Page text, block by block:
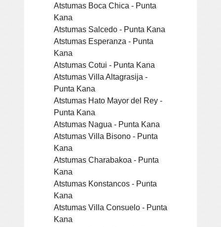
Atstumas Boca Chica - Punta
Kana
Atstumas Salcedo - Punta Kana
Atstumas Esperanza - Punta
Kana
Atstumas Cotui - Punta Kana
Atstumas Villa Altagrasija -
Punta Kana
Atstumas Hato Mayor del Rey -
Punta Kana
Atstumas Nagua - Punta Kana
Atstumas Villa Bisono - Punta
Kana
Atstumas Charabakoa - Punta
Kana
Atstumas Konstancos - Punta
Kana
Atstumas Villa Consuelo - Punta
Kana